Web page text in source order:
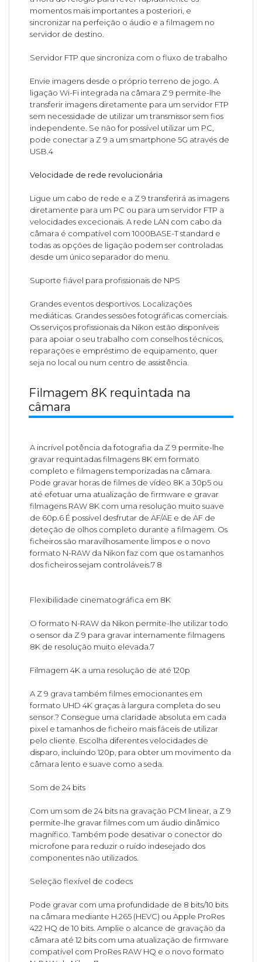
momentos mais importantes a posteriori, e
sincronizar na perfeição o áudio e a filmagem no
servidor de destino.
Servidor FTP que sincroniza com o fluxo de trabalho
Envie imagens desde o próprio terreno de jogo. A
ligação Wi-Fi integrada na câmara Z 9 permite-lhe
transferir imagens diretamente para um servidor FTP
sem necessidade de utilizar um transmissor sem fios
independente. Se não for possível utilizar um PC,
pode conectar a Z 9 a um smartphone 5G através de
USB.4
Velocidade de rede revolucionária
Ligue um cabo de rede e a Z 9 transferirá as imagens
diretamente para um PC ou para um servidor FTP a
velocidades excecionais. A rede LAN com cabo da
câmara é compatível com 1000BASE-T standard e
todas as opções de ligação podem ser controladas
desde um único separador do menu.
Suporte fiável para profissionais de NPS
Grandes eventos desportivos. Localizações
mediáticas. Grandes sessões fotográficas comerciais.
Os serviços profissionais da Nikon estão disponíveis
para apoiar o seu trabalho com conselhos técnicos,
reparações e empréstimo de equipamento, quer
seja no local ou num centro de assistência.
Filmagem 8K requintada na
câmara
A incrível potência da fotografia da Z 9 permite-lhe
gravar requintadas filmagens 8K em formato
completo e filmagens temporizadas na câmara.
Pode gravar horas de filmes de vídeo 8K a 30p5 ou
até efetuar uma atualização de firmware e gravar
filmagens RAW 8K com uma resolução muito suave
de 60p.6 É possível desfrutar de AF/AE e de AF de
deteção de olhos completo durante a filmagem. Os
ficheiros são maravilhosamente limpos e o novo
formato N-RAW da Nikon faz com que os tamanhos
dos ficheiros sejam controláveis.7 8
Flexibilidade cinematográfica em 8K
O formato N-RAW da Nikon permite-lhe utilizar todo
o sensor da Z 9 para gravar internamente filmagens
8K de resolução muito elevada.7
Filmagem 4K a uma resolução de até 120p
A Z 9 grava também filmes emocionantes em
formato UHD 4K graças à largura completa do seu
sensor.? Consegue uma claridade absoluta em cada
pixel e tamanhos de ficheiro mais fáceis de utilizar
pelo cliente. Escolha diferentes velocidades de
disparo, incluindo 120p, para obter um movimento da
câmara lento e suave como a seda.
Som de 24 bits
Com um som de 24 bits na gravação PCM linear, a Z 9
permite-lhe gravar filmes com um áudio dinâmico
magnífico. Também pode desativar o conector do
microfone para reduzir o ruído indesejado dos
componentes não utilizados.
Seleção flexível de codecs
Pode gravar com uma profundidade de 8 bits/10 bits
na câmara mediante H.265 (HEVC) ou Apple ProRes
422 HQ de 10 bits. Amplie o alcance de gravação da
câmara até 12 bits com uma atualização de firmware
compatível com ProRes RAW HQ e o novo formato